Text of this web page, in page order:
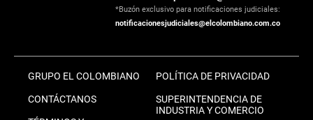
*Buzón exclusivo para notificaciones judiciales:
notificacionesjudiciales@elcolombiano.com.co
GRUPO EL COLOMBIANO
CONTÁCTANOS
POLÍTICA DE PRIVACIDAD
SUPERINTENDENCIA DE
INDUSTRIA Y COMERCIO